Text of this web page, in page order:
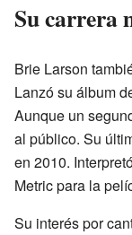
Su carrera
Brie Larson
Lanzó su álbum
Aunque un
al público. Su
en 2010.
Metric para la
Su interés por